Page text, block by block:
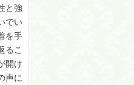
と強
でい
を手
るこ
開け
声に